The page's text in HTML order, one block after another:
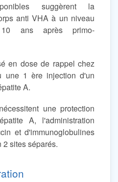
suggèrent la
anti VHA à un niveau
10 ans après primo-
en dose de rappel chez
une 1 ère injection d'un
A.
une protection
A, l'administration
et d'immunoglobulines
2 sites séparés.